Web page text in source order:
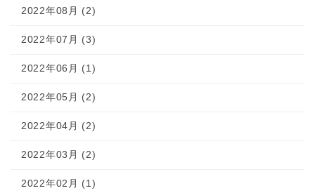
2022年08月 (2)
2022年07月 (3)
2022年06月 (1)
2022年05月 (2)
2022年04月 (2)
2022年03月 (2)
2022年02月 (1)